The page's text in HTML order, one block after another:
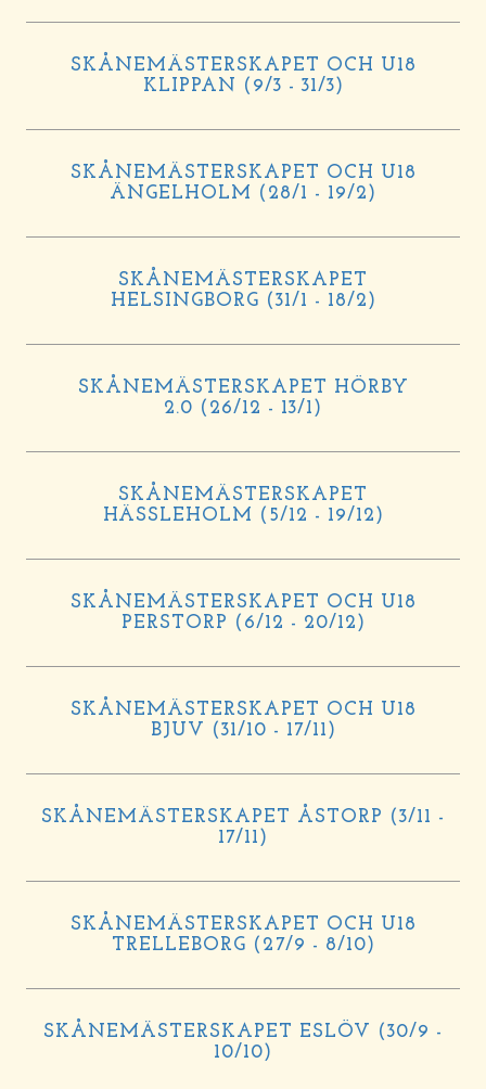
SKÅNEMÄSTERSKAPET OCH U18
KLIPPAN (9/3 - 31/3)
SKÅNEMÄSTERSKAPET OCH U18
ÄNGELHOLM (28/1 - 19/2)
SKÅNEMÄSTERSKAPET
HELSINGBORG (31/1 - 18/2)
SKÅNEMÄSTERSKAPET HÖRBY
2.0 (26/12 - 13/1)
SKÅNEMÄSTERSKAPET
HÄSSLEHOLM (5/12 - 19/12)
SKÅNEMÄSTERSKAPET OCH U18
PERSTORP (6/12 - 20/12)
SKÅNEMÄSTERSKAPET OCH U18
BJUV (31/10 - 17/11)
SKÅNEMÄSTERSKAPET ÅSTORP (3/11 -
17/11)
SKÅNEMÄSTERSKAPET OCH U18
TRELLEBORG (27/9 - 8/10)
SKÅNEMÄSTERSKAPET ESLÖV (30/9 -
10/10)